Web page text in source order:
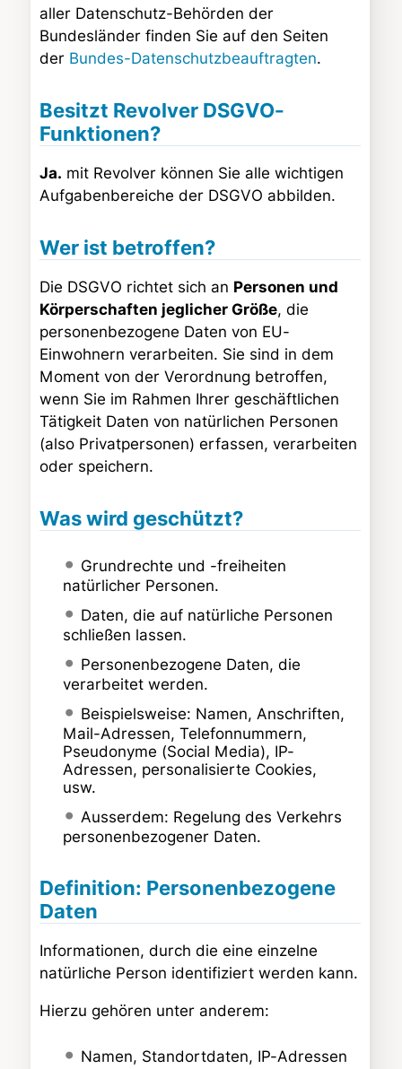
aller Datenschutz-Behörden der
Bundesländer finden Sie auf den Seiten
der Bundes-Datenschutzbeauftragten.
Besitzt Revolver DSGVO-
Funktionen?
Ja. mit Revolver können Sie alle wichtigen
Aufgabenbereiche der DSGVO abbilden.
Wer ist betroffen?
Die DSGVO richtet sich an Personen und
Körperschaften jeglicher Größe, die
personenbezogene Daten von EU-
Einwohnern verarbeiten. Sie sind in dem
Moment von der Verordnung betroffen,
wenn Sie im Rahmen Ihrer geschäftlichen
Tätigkeit Daten von natürlichen Personen
(also Privatpersonen) erfassen, verarbeiten
oder speichern.
Was wird geschützt?
Grundrechte und -freiheiten
natürlicher Personen.
Daten, die auf natürliche Personen
schließen lassen.
Personenbezogene Daten, die
verarbeitet werden.
Beispielsweise: Namen, Anschriften,
Mail-Adressen, Telefonnummern,
Pseudonyme (Social Media), IP-
Adressen, personalisierte Cookies,
usw.
Ausserdem: Regelung des Verkehrs
personenbezogener Daten.
Definition: Personenbezogene
Daten
Informationen, durch die eine einzelne
natürliche Person identifiziert werden kann.
Hierzu gehören unter anderem:
Namen, Standortdaten, IP-Adressen